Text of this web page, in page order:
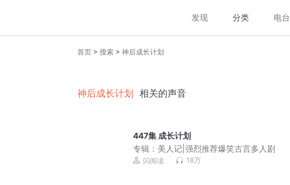
发现 分类 电台
首页 > 搜索 > 神后成长计划
神后成长计划 相关的声音
447集 成长计划
专辑： 美人记|强烈推荐爆笑古言多人剧
闪阅读 18万